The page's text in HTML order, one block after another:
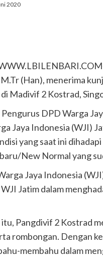
2020
M.Tr (Han), menerima
Madivif 2 Kostrad,
DPD Warga
Jaya Indonesia (WJI)
yang saat ini
New Normal yang
Jaya Indonesia
Jatim dalam
Pangdivif 2 Kostrad
rombongan. Dengan
membahu dalam